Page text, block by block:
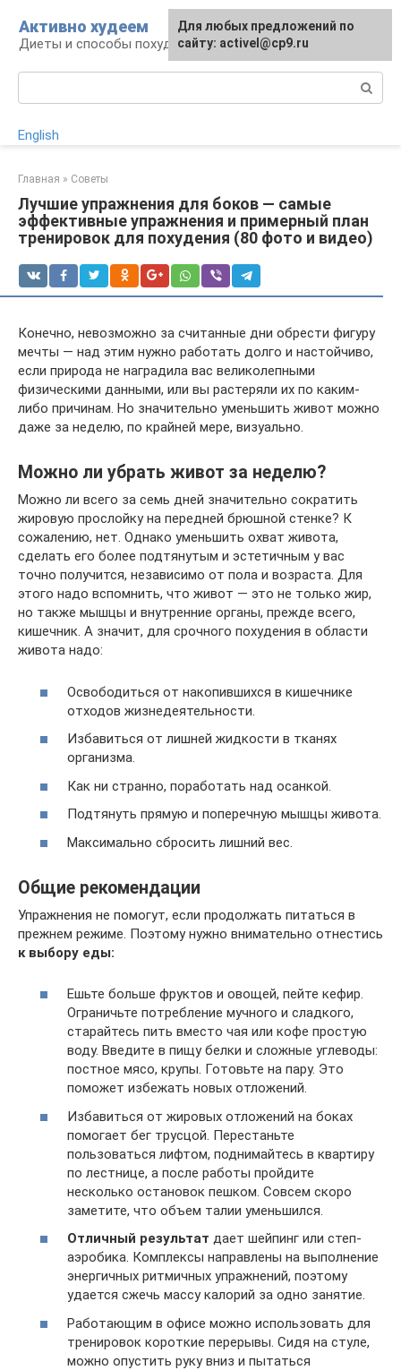
контенту
Активно худеем
Диеты и способы похудения
English
Главная » Советы
Лучшие упражнения для боков — самые
эффективные упражнения и примерный план
тренировок для похудения (80 фото и видео)
Конечно, невозможно за считанные дни обрести фигуру
мечты — над этим нужно работать долго и настойчиво,
если природа не наградила вас великолепными
физическими данными, или вы растеряли их по каким-
либо причинам. Но значительно уменьшить живот можно
даже за неделю, по крайней мере, визуально.
Можно ли убрать живот за неделю?
Можно ли всего за семь дней значительно сократить
жировую прослойку на передней брюшной стенке? К
сожалению, нет. Однако уменьшить охват живота,
сделать его более подтянутым и эстетичным у вас
точно получится, независимо от пола и возраста. Для
этого надо вспомнить, что живот — это не только жир,
но также мышцы и внутренние органы, прежде всего,
кишечник. А значит, для срочного похудения в области
живота надо:
Освободиться от накопившихся в кишечнике
отходов жизнедеятельности.
Избавиться от лишней жидкости в тканях
организма.
Как ни странно, поработать над осанкой.
Подтянуть прямую и поперечную мышцы живота.
Максимально сбросить лишний вес.
Общие рекомендации
Упражнения не помогут, если продолжать питаться в
прежнем режиме. Поэтому нужно внимательно отнестись
к выбору еды:
Ешьте больше фруктов и овощей, пейте кефир.
Ограничьте потребление мучного и сладкого,
старайтесь пить вместо чая или кофе простую
воду. Введите в пищу белки и сложные углеводы:
постное мясо, крупы. Готовьте на пару. Это
поможет избежать новых отложений.
Избавиться от жировых отложений на боках
помогает бег трусцой. Перестаньте
пользоваться лифтом, поднимайтесь в квартиру
по лестнице, а после работы пройдите
несколько остановок пешком. Совсем скоро
заметите, что объем талии уменьшился.
Отличный результат дает шейпинг или степ-
аэробика. Комплексы направлены на выполнение
энергичных ритмичных упражнений, поэтому
удается сжечь массу калорий за одно занятие.
Работающим в офисе можно использовать для
тренировок короткие перерывы. Сидя на стуле,
можно опустить руку вниз и пытаться
Для любых предложений по
сайту: activel@cp9.ru